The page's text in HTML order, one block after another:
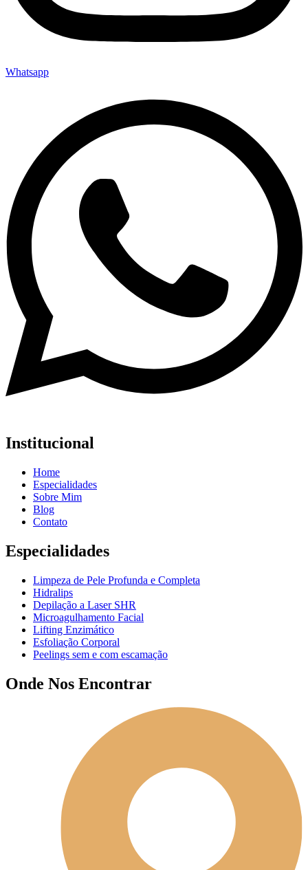
Whatsapp
Institucional
Home
Especialidades
Sobre Mim
Blog
Contato
Especialidades
Limpeza de Pele Profunda e Completa
Hidralips
Depilação a Laser SHR
Microagulhamento Facial
Lifting Enzimático
Esfoliação Corporal
Peelings sem e com escamação
Onde Nos Encontrar